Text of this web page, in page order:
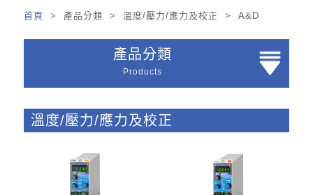
首頁 > 產品分類 > 溫度/壓力/應力及校正 > A&D
產品分類
Products
溫度/壓力/應力及校正